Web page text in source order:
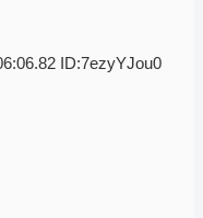
ID:7ezyYJou0